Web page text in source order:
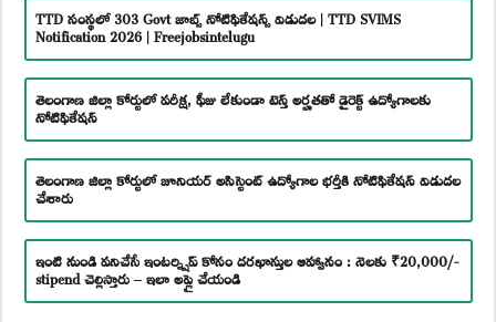
TTD సంస్థలో 303 Govt జాబ్స్ నోటిఫికేషన్స్ విడుదల | TTD SVIMS
Notification 2026 | Freejobsintelugu
తెలంగాణ జిల్లా కోర్టులో పరీక్ష, ఫీజు లేకుండా టెన్త్ అర్హతతో డైరెక్ట్ ఉద్యోగాలకు
నోటిఫికేషన్
తెలంగాణ జిల్లా కోర్టులో జూనియర్ అసిస్టెంట్ ఉద్యోగాల భర్తీకి నోటిఫికేషన్ విడుదల
చేశారు
ఇంటి నుండి పనిచేసే ఇంటర్న్షిప్ కోసం దరఖాస్తుల ఆహ్వానం : నెలకు ₹20,000/-
stipend చెల్లిస్తారు – ఇలా అప్లై చేయండి